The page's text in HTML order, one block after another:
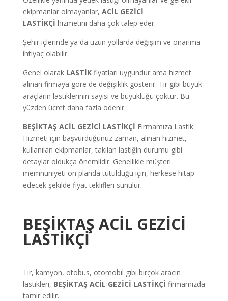
ekipmanlar olmayanlar, ACİL GEZİCİ
LASTİKÇİ hizmetini daha çok talep eder.
Şehir içlerinde ya da uzun yollarda değişim ve onarıma
ihtiyaç olabilir.
Genel olarak LASTİK fiyatları uygundur ama hizmet
alınan firmaya göre de değişiklik gösterir. Tır gibi büyük
araçların lastiklerinin sayısı ve büyüklüğü çoktur. Bu
yüzden ücret daha fazla ödenir.
BEŞİKTAŞ ACİL GEZİCİ LASTİKÇİ Firmamıza Lastik
Hizmeti için başvurduğunuz zaman, alınan hizmet,
kullanılan ekipmanlar, takılan lastiğin durumu gibi
detaylar oldukça önemlidir. Genellikle müşteri
memnuniyeti ön planda tutulduğu için, herkese hitap
edecek şekilde fiyat teklifleri sunulur.
BEŞİKTAŞ ACİL GEZİCİ
LASTİKÇİ
Tır, kamyon, otobüs, otomobil gibi birçok aracın
lastikleri, BEŞİKTAŞ ACİL GEZİCİ LASTİKÇİ firmamızda
tamir edilir.